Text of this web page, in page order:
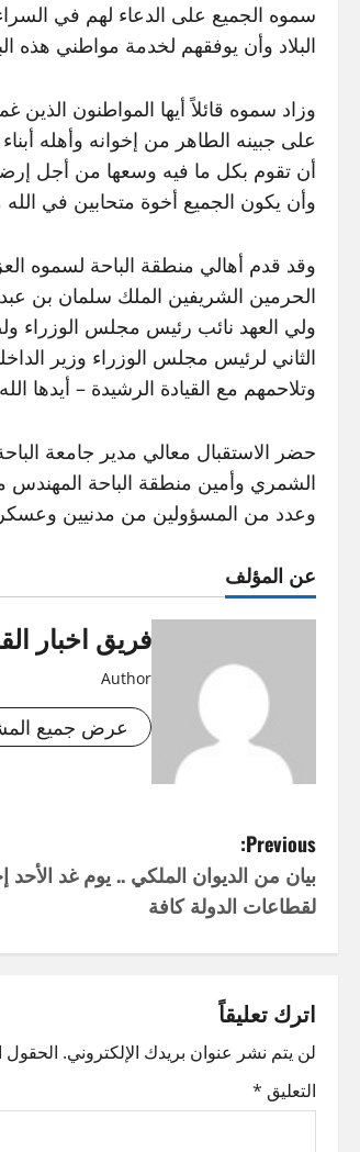
سموه الجميع على الدعاء لهم في
البلاد وأن يوفقهم لخدمة مواطني هذه
وزاد سموه قائلاً أيها المواطنون
على جبينه الطاهر من إخوانه وأهله
أن تقوم بكل ما فيه وسعها من أجل
وأن يكون الجميع أخوة متحابين في
وقد قدم أهالي منطقة الباحة لسموه
الحرمين الشريفين الملك سلمان بن
ولي العهد نائب رئيس مجلس الوزراء
الثاني لرئيس مجلس الوزراء وزير
وتلاحمهم مع القيادة الرشيدة – أيدها
حضر الاستقبال معالي مدير جامعة
الشمري وأمين منطقة الباحة
وعدد من المسؤولين من مدنيين
عن المؤلف
فريق اخبار
Author
عرض جميع
P
o
s
n
a
v
Previous:
بيان من الديوان الملكي .. يوم غد الأحد
لقطاعات الدولة كافة
اترك تعليقاً
لن يتم نشر عنوان بريدك الإلكتروني. الحقول
التعليق *